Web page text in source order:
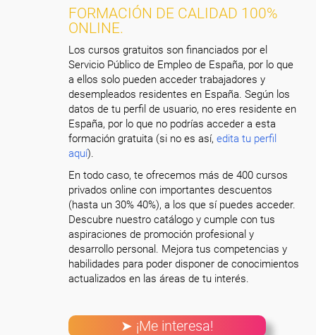
FORMACIÓN DE CALIDAD 100%
ONLINE.
Los cursos gratuitos son financiados por el
Servicio Público de Empleo de España, por lo que
a ellos solo pueden acceder trabajadores y
desempleados residentes en España. Según los
datos de tu perfil de usuario, no eres residente en
España, por lo que no podrías acceder a esta
formación gratuita (si no es así,edita tu perfil
aquí).
En todo caso, te ofrecemos más de 400 cursos
privados online con importantes descuentos
(hasta un 30% 40%), a los que sí puedes acceder.
Descubre nuestro catálogo y cumple con tus
aspiraciones de promoción profesional y
desarrollo personal. Mejora tus competencias y
habilidades para poder disponer de conocimientos
actualizados en las áreas de tu interés.
➤ ¡Me interesa!